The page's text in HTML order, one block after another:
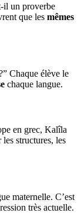
il un proverbe
que les mêmes
Chaque élève le
chaque langue.
en grec, Kalîla
structures, les
maternelle. C’est
très actuelle.